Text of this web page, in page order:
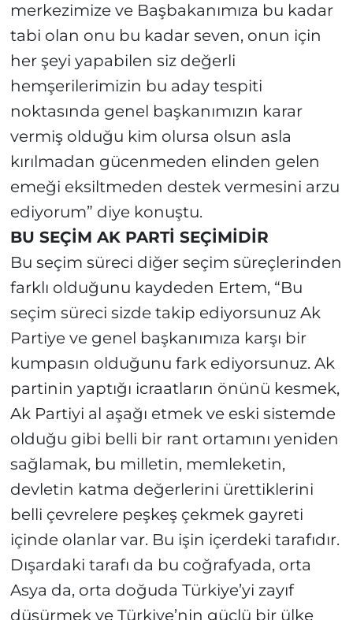
merkezimize ve Başbakanımıza bu kadar
tabi olan onu bu kadar seven, onun için
her şeyi yapabilen siz değerli
hemşerilerimizin bu aday tespiti
noktasında genel başkanımızın karar
vermiş olduğu kim olursa olsun asla
kırılmadan gücenmeden elinden gelen
emeği eksiltmeden destek vermesini arzu
ediyorum” diye konuştu.
BU SEÇİM AK PARTİ SEÇİMİDİR
Bu seçim süreci diğer seçim süreçlerinden
farklı olduğunu kaydeden Ertem, “Bu
seçim süreci sizde takip ediyorsunuz Ak
Partiye ve genel başkanımıza karşı bir
kumpasın olduğunu fark ediyorsunuz. Ak
partinin yaptığı icraatların önünü kesmek,
Ak Partiyi al aşağı etmek ve eski sistemde
olduğu gibi belli bir rant ortamını yeniden
sağlamak, bu milletin, memleketin,
devletin katma değerlerini ürettiklerini
belli çevrelere peşkeş çekmek gayreti
içinde olanlar var. Bu işin içerdeki tarafıdır.
Dışardaki tarafı da bu coğrafyada, orta
Asya da, orta doğuda Türkiye’yi zayıf
düşürmek ve Türkiye’nin güçlü bir ülke